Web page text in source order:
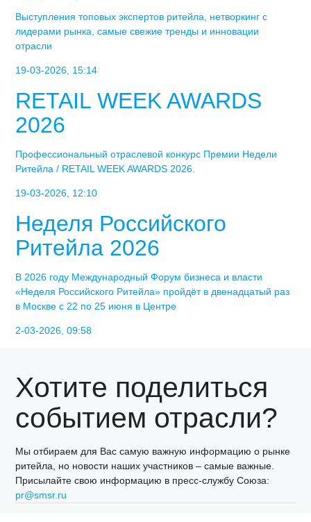
Выступления топовых экспертов ритейла, нетворкинг с
лидерами рынка, самые свежие тренды и инновации
отрасли
19-03-2026, 15:14
RETAIL WEEK AWARDS
2026
Профессиональный отраслевой конкурс Премии Недели
Ритейла / RETAIL WEEK AWARDS 2026.
19-03-2026, 12:10
Неделя Российского
Ритейла 2026
В 2026 году Международный Форум бизнеса и власти
«Неделя Российского Ритейла» пройдёт в двенадцатый раз
в Москве с 22 по 25 июня в Центре
2-03-2026, 09:58
Хотите поделиться
событием отрасли?
Мы отбираем для Вас самую важную информацию о рынке
ритейла, но новости наших участников – самые важные.
Присылайте свою информацию в пресс-службу Союза:
pr@smsr.ru